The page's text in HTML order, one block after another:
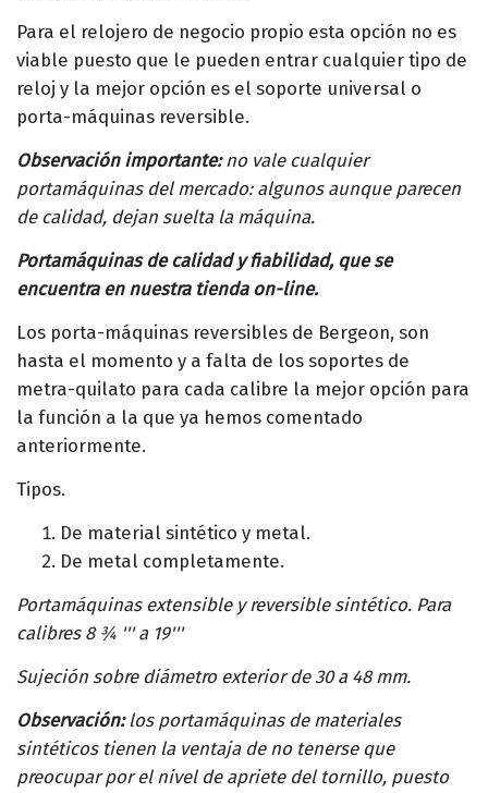
Para el relojero de negocio propio esta opción no es
viable puesto que le pueden entrar cualquier tipo de
reloj y la mejor opción es el soporte universal o
porta-máquinas reversible.
Observación importante:no vale cualquier
portamáquinas del mercado: algunos aunque parecen
de calidad, dejan suelta la máquina.
Portamáquinas de calidad y fiabilidad, que se
encuentra en nuestra tienda on-line.
Los porta-máquinas reversibles de Bergeon, son
hasta el momento y a falta de los soportes de
metra-quilato para cada calibre la mejor opción para
la función a la que ya hemos comentado
anteriormente.
Tipos.
De material sintético y metal.
De metal completamente.
Portamáquinas extensible y reversible sintético. Para
calibres 8 ¾ ''' a 19'''
Sujeción sobre diámetro exterior de 30 a 48 mm.
Observación: los portamáquinas de materiales
sintéticos tienen la ventaja de no tenerse que
preocupar por el nivel de apriete del tornillo, puesto